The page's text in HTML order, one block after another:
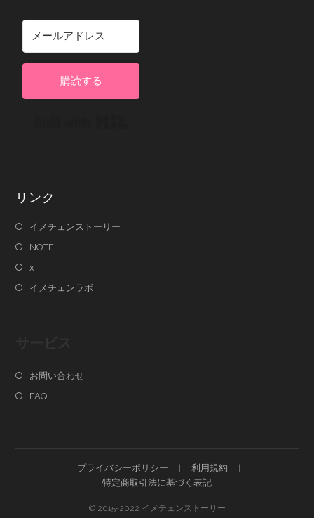
購読する
リンク
イメチェンストーリー
NOTE
x
イメチェンラボ
お問い合わせ
FAQ
プライバシーポリシー
利用規約
特定商取引法に基づく表記
© 2015-2022 イメチェンストーリー